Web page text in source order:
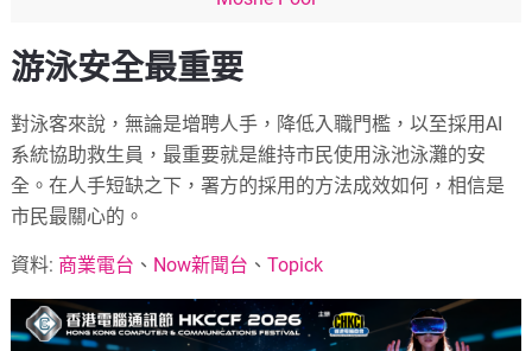
游泳安全最重要
對泳客來說，無論是增聘人手，降低入職門檻，以至採用AI
系統協助救生員，最重要就是維持市民使用泳池泳灘的安
全。在人手短缺之下，署方的採用的方法成效如何，相信是
市民最關心的。
資料: 商業電台 、 Now新聞台 、Topick